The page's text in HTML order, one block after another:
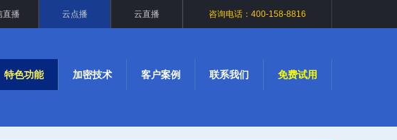
咨询电话：400-158-8816
云直播
云点播
直播
特色功能 加密技术 客户案例 联系我们 免费试用